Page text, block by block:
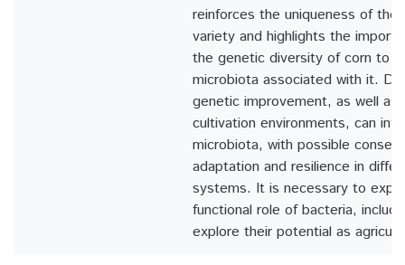
reinforces the uniqueness of the
variety and highlights the
the genetic diversity of corn to
microbiota associated with it.
genetic improvement, as well as
cultivation environments, can
microbiota, with possible
adaptation and resilience in
systems. It is necessary to
functional role of bacteria,
explore their potential as